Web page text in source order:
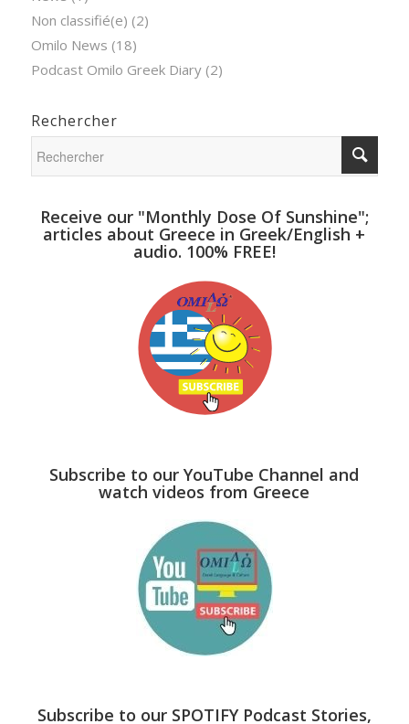
Non classifié(e) (2)
Omilo News (18)
Podcast Omilo Greek Diary(2)
Rechercher
Receive our "Monthly Dose Of Sunshine";
articles about Greece in Greek/English +
audio. 100% FREE!
Subscribe to our YouTube Channel and
watch videos from Greece
Subscribe to our SPOTIFY Podcast Stories,